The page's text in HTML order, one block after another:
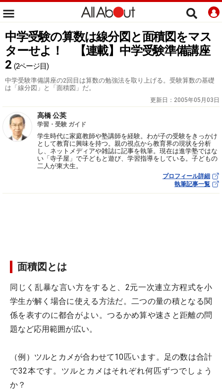
中学受験の算数は線分図と面積図をマス
ターせよ！ 【連載】中学受験準備講座
2 (2ページ目)
中学受験準備講座の2回目は算数の勉強法を取り上げる。受験算数の基礎
は「線分図」と「面積図」だ。
更新日： 2005年05月03日
高橋 公英
学習・受験 ガイド
学生時代に家庭教師や塾講師を経験。わが子の受験をきっかけ
として教育に興味を持つ。親の視点から教育界の現状を分析
し、ネットメディアや雑誌に記事を執筆。現在は進学塾ではな
い「寺子屋」で子どもと遊び、学習指導をしている。子どもの
二人が東大生。
プロフィール詳細
執筆記事一覧
面積図とは
同じく乱暴な言い方をすると、2元一次連立方程式を小
学生が解く場合に使える方法だ。二つの量の積となる関
係を表すのに都合がよい。つるかめ算や速さと距離の問
題など応用範囲が広い。
（例）ツルとカメが合わせて10匹います。足の数は合計
で32本です。ツルとカメはそれぞれ何匹ずつでしょう
か？